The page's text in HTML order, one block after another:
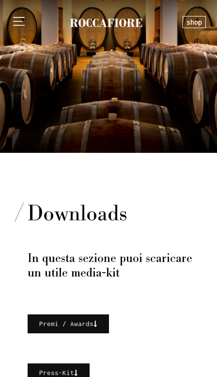
shop
Downloads
In questa sezione puoi scaricare
un utile media-kit
Premi / Awards
Press-Kit